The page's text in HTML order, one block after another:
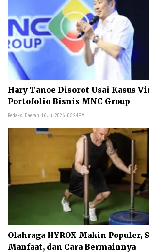
Hary Tanoe Disorot Usai Kasus
Portofolio Bisnis MNC Group
Redaksi Daerah 16 Jul 2026 - 05:24PM
Olahraga HYROX Makin Populer,
Manfaat, dan Cara Bermainnya